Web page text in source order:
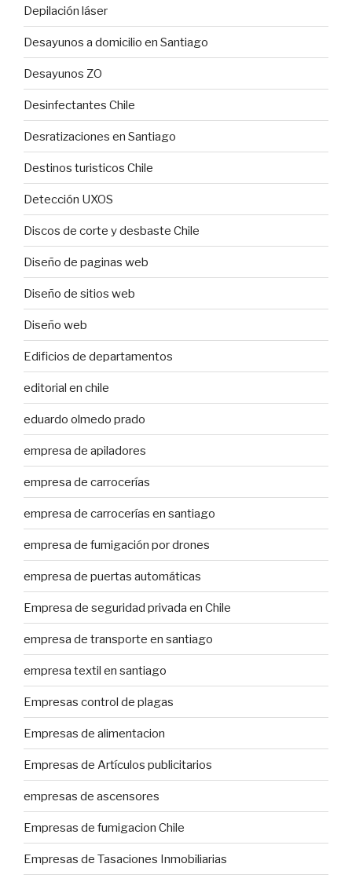
Depilación láser
Desayunos a domicilio en Santiago
Desayunos ZO
Desinfectantes Chile
Desratizaciones en Santiago
Destinos turisticos Chile
Detección UXOS
Discos de corte y desbaste Chile
Diseño de paginas web
Diseño de sitios web
Diseño web
Edificios de departamentos
editorial en chile
eduardo olmedo prado
empresa de apiladores
empresa de carrocerías
empresa de carrocerías en santiago
empresa de fumigación por drones
empresa de puertas automáticas
Empresa de seguridad privada en Chile
empresa de transporte en santiago
empresa textil en santiago
Empresas control de plagas
Empresas de alimentacion
Empresas de Artículos publicitarios
empresas de ascensores
Empresas de fumigacion Chile
Empresas de Tasaciones Inmobiliarias